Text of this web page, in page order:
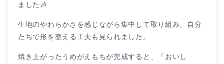
ました🎶
生地のやわらかさを感じながら集中して取り組み、自分
たちで形を整える工夫も見られました。
焼き上がったうめがえもちが完成すると、「おいし